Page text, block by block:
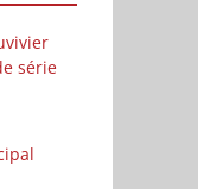
série